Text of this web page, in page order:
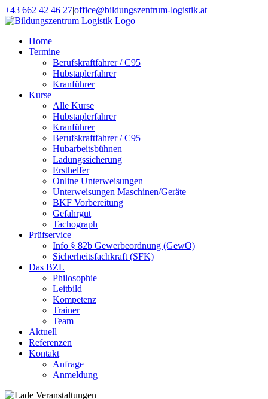
Zum
Inhalt
+43 662 42 46 27|office@bildungszentrum-logistik.at
Facebook
E-
Home
Termine
Berufskraftfahrer / C95
Hubstaplerfahrer
Kranführer
Kurse
Alle Kurse
Hubstaplerfahrer
Kranführer
Berufskraftfahrer / C95
Hubarbeitsbühnen
Ladungssicherung
Ersthelfer
Online Unterweisungen
Unterweisungen Maschinen/Geräte
BKF Vorbereitung
Gefahrgut
Tachograph
Prüfservice
Info § 82b Gewerbeordnung (GewO)
Sicherheitsfachkraft (SFK)
Das BZL
Philosophie
Leitbild
Kompetenz
Trainer
Team
Aktuell
Referenzen
Kontakt
Anfrage
Anmeldung